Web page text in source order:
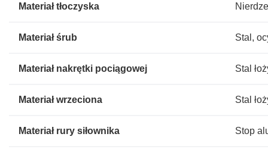
Materiał tłoczyska
Materiał śrub Stal,
Materiał nakrętki pociągowej Stal
Materiał wrzeciona Stal
Materiał rury siłownika Stop